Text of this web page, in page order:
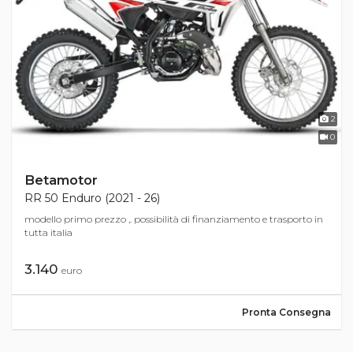
2
0
Betamotor
RR 50 Enduro (2021 - 26)
modello primo prezzo ,. possibilità di finanziamento e trasporto in
tutta italia
3.140 euro
Pronta Consegna